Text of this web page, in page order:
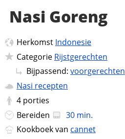
Nasi Goreng
Herkomst Indonesie
Categorie Rijstgerechten
Bijpassend: voorgerechten
Nasi recepten
4 porties
Bereiden
30 min.
Kookboek van cannet